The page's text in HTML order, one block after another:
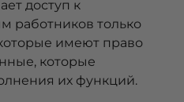
доступ к
работников только
имеют право
которые
их функций.